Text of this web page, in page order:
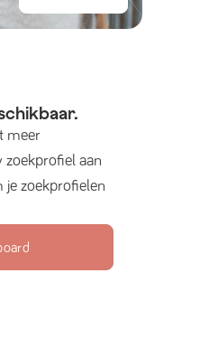
meer
zoekprofiel aan
je zoekprofielen